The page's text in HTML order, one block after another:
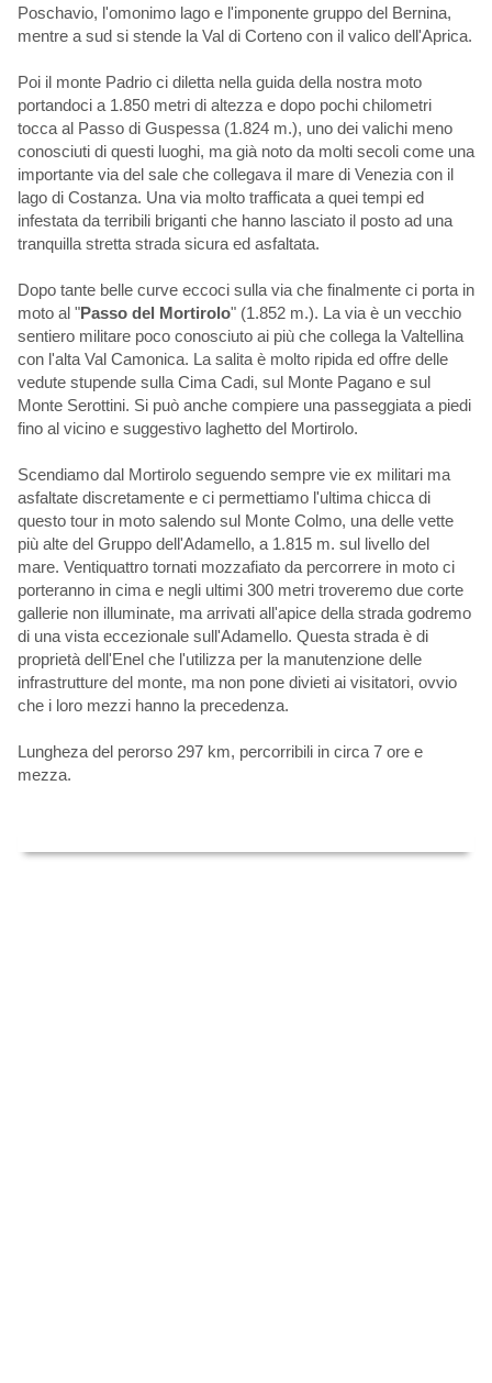
Poschavio, l'omonimo lago e l'imponente gruppo del Bernina,
mentre a sud si stende la Val di Corteno con il valico dell'Aprica.
Poi il monte Padrio ci diletta nella guida della nostra moto
portandoci a 1.850 metri di altezza e dopo pochi chilometri
tocca al Passo di Guspessa (1.824 m.), uno dei valichi meno
conosciuti di questi luoghi, ma già noto da molti secoli come una
importante via del sale che collegava il mare di Venezia con il
lago di Costanza. Una via molto trafficata a quei tempi ed
infestata da terribili briganti che hanno lasciato il posto ad una
tranquilla stretta strada sicura ed asfaltata.
Dopo tante belle curve eccoci sulla via che finalmente ci porta in
moto al "Passo del Mortirolo" (1.852 m.). La via è un vecchio
sentiero militare poco conosciuto ai più che collega la Valtellina
con l'alta Val Camonica. La salita è molto ripida ed offre delle
vedute stupende sulla Cima Cadi, sul Monte Pagano e sul
Monte Serottini. Si può anche compiere una passeggiata a piedi
fino al vicino e suggestivo laghetto del Mortirolo.
Scendiamo dal Mortirolo seguendo sempre vie ex militari ma
asfaltate discretamente e ci permettiamo l'ultima chicca di
questo tour in moto salendo sul Monte Colmo, una delle vette
più alte del Gruppo dell'Adamello, a 1.815 m. sul livello del
mare. Ventiquattro tornati mozzafiato da percorrere in moto ci
porteranno in cima e negli ultimi 300 metri troveremo due corte
gallerie non illuminate, ma arrivati all'apice della strada godremo
di una vista eccezionale sull'Adamello. Questa strada è di
proprietà dell'Enel che l'utilizza per la manutenzione delle
infrastrutture del monte, ma non pone divieti ai visitatori, ovvio
che i loro mezzi hanno la precedenza.
Lungheza del perorso 297 km, percorribili in circa 7 ore e
mezza.